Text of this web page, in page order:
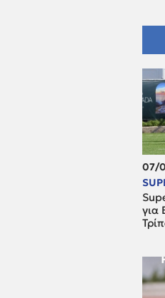
07/
για